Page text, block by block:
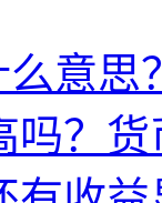
意思
吗？